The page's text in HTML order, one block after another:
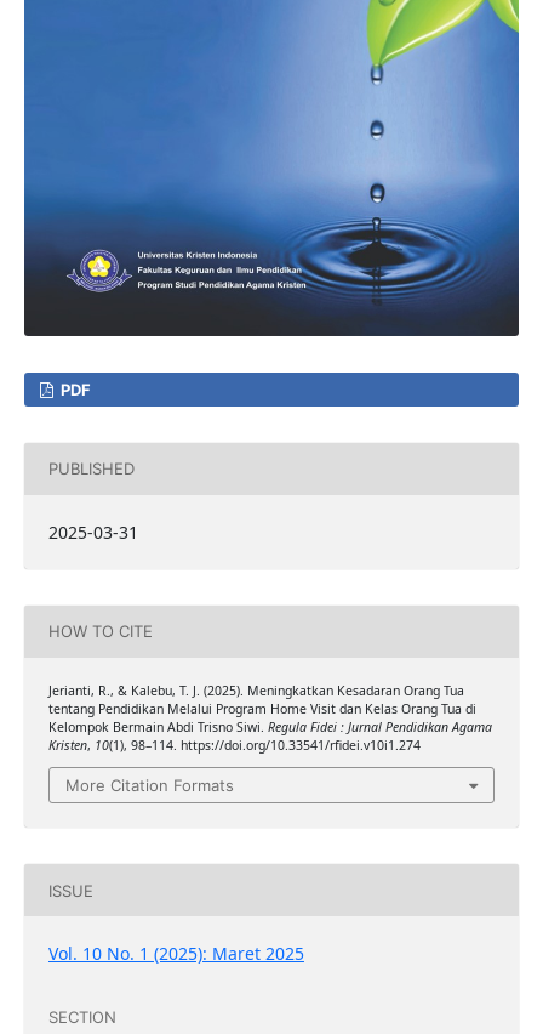
PDF
PUBLISHED
2025-03-31
HOW TO CITE
Jerianti, R., & Kalebu, T. J. (2025). Meningkatkan Kesadaran Orang Tua
tentang Pendidikan Melalui Program Home Visit dan Kelas Orang Tua di
Kelompok Bermain Abdi Trisno Siwi. Regula Fidei : Jurnal Pendidikan Agama
Kristen, 10(1), 98–114. https://doi.org/10.33541/rfidei.v10i1.274
More Citation Formats
ISSUE
Vol. 10 No. 1 (2025): Maret 2025
SECTION